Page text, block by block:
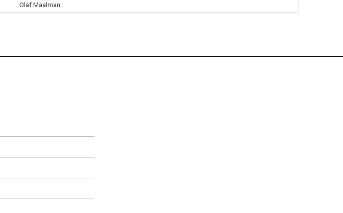
Olaf Maalman